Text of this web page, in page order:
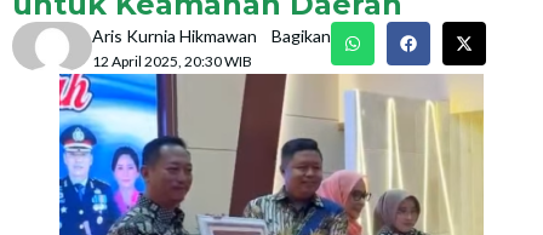
Aris Kurnia Hikmawan
12 April 2025, 20:30 WIB
Bagikan